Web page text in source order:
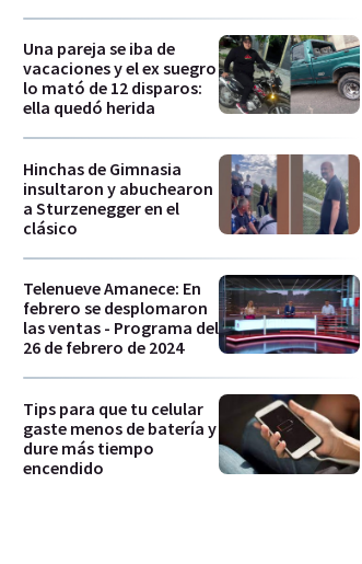
Una pareja se iba de
vacaciones y el ex suegro
lo mató de 12 disparos:
ella quedó herida
Hinchas de Gimnasia
insultaron y abuchearon
a Sturzenegger en el
clásico
Telenueve Amanece: En
febrero se desplomaron
las ventas - Programa del
26 de febrero de 2024
Tips para que tu celular
gaste menos de batería y
dure más tiempo
encendido